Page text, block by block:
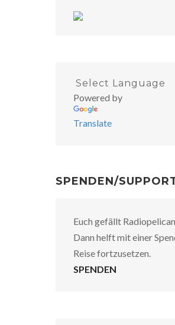
Powered by
Translate
SPENDEN/
Euch gefällt
Dann helft mit einer
Reise fortzusetzen.
SPENDEN